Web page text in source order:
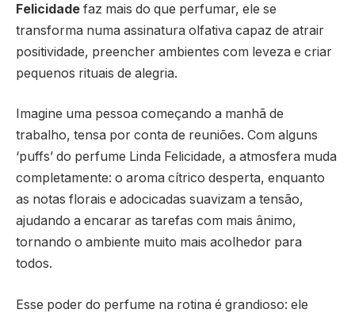
Felicidade faz mais do que perfumar, ele se
transforma numa assinatura olfativa capaz de atrair
positividade, preencher ambientes com leveza e criar
pequenos rituais de alegria.
Imagine uma pessoa começando a manhã de
trabalho, tensa por conta de reuniões. Com alguns
‘puffs’ do perfume Linda Felicidade, a atmosfera muda
completamente: o aroma cítrico desperta, enquanto
as notas florais e adocicadas suavizam a tensão,
ajudando a encarar as tarefas com mais ânimo,
tornando o ambiente muito mais acolhedor para
todos.
Esse poder do perfume na rotina é grandioso: ele